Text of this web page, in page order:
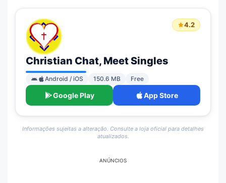
4.2
Christian Chat, Meet Singles
Android / iOS 150.6 MB Free
Google Play App Store
Informações sujeitas a alteração. Consulte a loja oficial para detalhes
atualizados.
ANÚNCIOS